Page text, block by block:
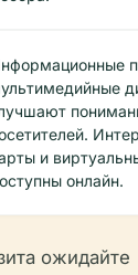
и
онлайн.
ожидайте